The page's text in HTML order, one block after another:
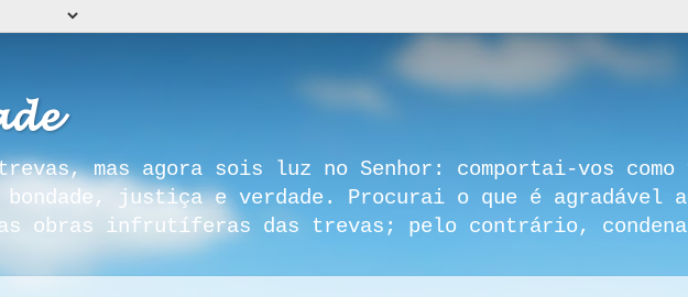
mas agora sois luz no Senhor: comportai-vos
justiça e verdade. Procurai o que é agradável
obras infrutíferas das trevas; pelo contrário,